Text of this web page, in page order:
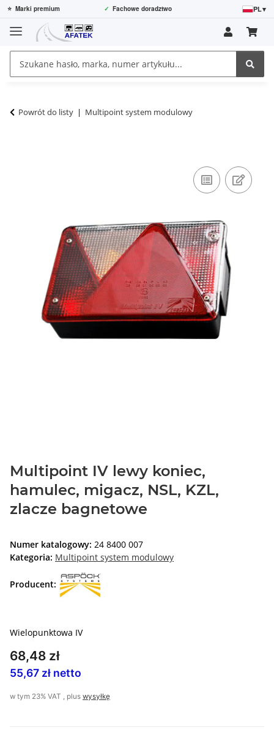
⭐ Marki premium ✓ Fachowe doradztwo PL▾
Powrót do listy Multipoint system modulowy
Multipoint IV lewy koniec,
hamulec, migacz, NSL, KZL,
zlacze bagnetowe
Numer katalogowy: 24 8400 007
Kategoria: Multipoint system modulowy
Producent:
Wielopunktowa IV
68,48 zł
55,67 zł netto
w tym 23% VAT , plus wysyłkę